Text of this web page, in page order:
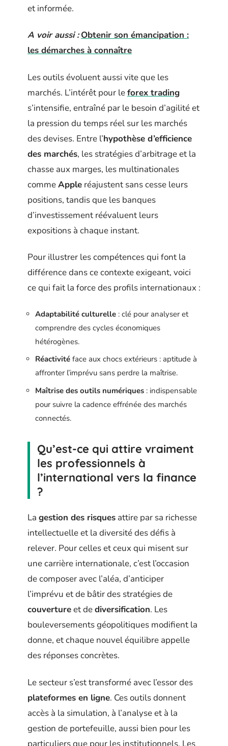
et informée.
A voir aussi : Obtenir son émancipation :
les démarches à connaître
Les outils évoluent aussi vite que les
marchés. L’intérêt pour leforex trading
s’intensifie, entraîné par le besoin d’agilité et
la pression du temps réel sur les marchés
des devises. Entre l’hypothèse d’efficience
des marchés, les stratégies d’arbitrage et la
chasse aux marges, les multinationales
commeApple réajustent sans cesse leurs
positions, tandis que les banques
d’investissement réévaluent leurs
expositions à chaque instant.
Pour illustrer les compétences qui font la
différence dans ce contexte exigeant, voici
ce qui fait la force des profils internationaux :
Adaptabilité culturelle : clé pour analyser et
comprendre des cycles économiques
hétérogènes.
Réactivité face aux chocs extérieurs : aptitude à
affronter l’imprévu sans perdre la maîtrise.
Maîtrise des outils numériques : indispensable
pour suivre la cadence effrénée des marchés
connectés.
Qu’est-ce qui attire vraiment
les professionnels à
l’international vers la finance
?
La gestion des risques attire par sa richesse
intellectuelle et la diversité des défis à
relever. Pour celles et ceux qui misent sur
une carrière internationale, c’est l’occasion
de composer avec l’aléa, d’anticiper
l’imprévu et de bâtir des stratégies de
couvertureet dediversification. Les
bouleversements géopolitiques modifient la
donne, et chaque nouvel équilibre appelle
des réponses concrètes.
Le secteur s’est transformé avec l’essor des
plateformes en ligne. Ces outils donnent
accès à la simulation, à l’analyse et à la
gestion de portefeuille, aussi bien pour les
particuliers que pour les institutionnels. Les